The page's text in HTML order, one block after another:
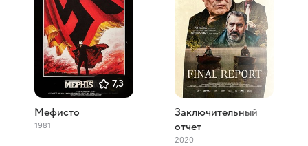
7,3
Мефисто
1981
Заключительный
отчет
2020